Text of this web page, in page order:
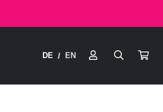
DE / EN